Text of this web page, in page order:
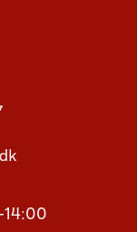
14:00